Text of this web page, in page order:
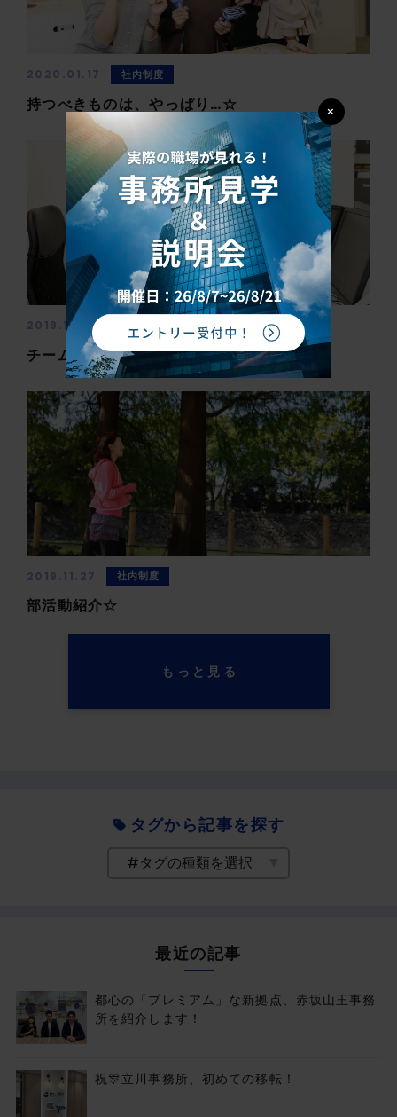
2020.01.17 社内制度
持つべきものは、やっぱり…☆
2019.12.16 社内制度 イベント
チーム福利厚生dayとは…♪
2019.11.27 社内制度
部活動紹介☆
もっと見る
タグから記事を探す
最近の記事
都心の「プレミアム」な新拠点、赤坂山王事務
所を紹介します！
祝🎊立川事務所、初めての移転！
×